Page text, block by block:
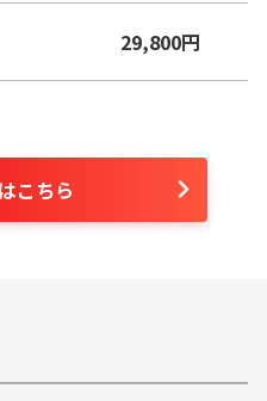
29,800円
こちら